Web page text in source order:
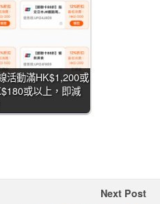
活動滿HK$1,200或
或以上，即減
Next Post